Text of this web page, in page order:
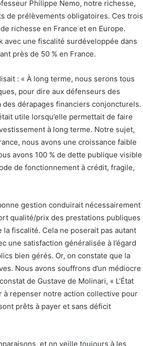
Philippe Nemo, notre richesse,
de prélèvements obligatoires. Ces trois
richesse en France et en Europe.
une fiscalité surdéveloppée dans
près de 50 % en France.
: « À long terme, nous serons tous
pour dire aux défenseurs des
des dérapages financiers conjoncturels.
utile lorsqu’elle permettait de faire
à long terme. Notre sujet,
nous avons une croissance faible
avons 100 % de dette publique visible
de fonctionnement à crédit, fragile,
gestion conduirait nécessairement
qualité/prix des prestations publiques
fiscalité. Cela ne poserait pas autant
une satisfaction généralisée à l’égard
bien gérés. Or, on constate que la
Nous avons souffrons d’un médiocre
de Gustave de Molinari, « L’État
à repenser notre action collective pour
prêts à payer et sans déficit
et on veille toujours à les